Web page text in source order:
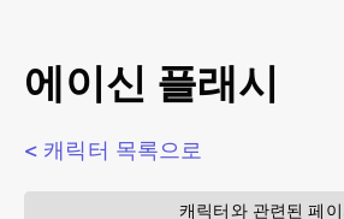
에이신 플래시
< 캐릭터 목록으로
캐릭터와 관련